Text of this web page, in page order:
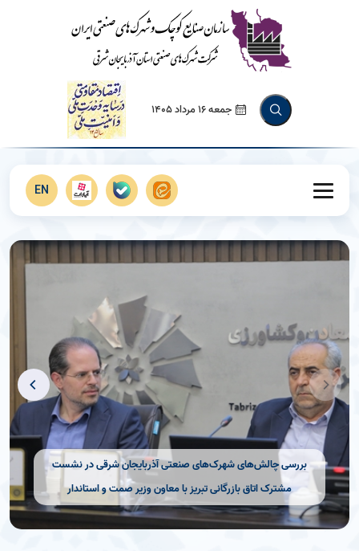
جمعه 16 مرداد 1405
EN
بررسی چالش‌های شهرک‌های صنعتی آذربایجان شرقی در نشست
مشترک اتاق بازرگانی تبریز با معاون وزیر صمت و استاندار